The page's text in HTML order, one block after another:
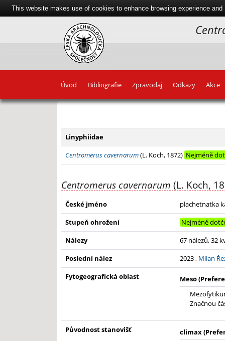
Úvod Bibliografie Zpravodaj Odkazy Akce
−
Linyphiidae
Centromerus cavernarum(L. Koch, 1872) Nejméně
Centromerus cavernarum (L. Koch,
České jméno
plachetnatka
Stupeň ohrožení
Nejméně
Nálezy
67 nálezů, 32
Poslední nález
2023 , Milan
Fytogeografická oblast
Meso
Značnou
Původnost stanovišť
climax
This website makes use of cookies to enhance browsing experience